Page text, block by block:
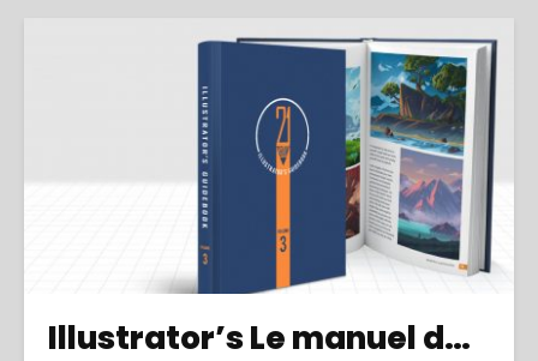
Illustrator’s Le manuel de l'illustrateur 3(2022)